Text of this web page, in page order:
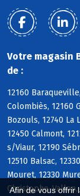
Afin de vous offrir
Votre magasin
de :
12160
Colombiès, 12160
Bozouls, 12740 La
12450 Calmont,
s/Viaur, 12190
12510 Balsac,
Mouret, 12330
Christophe-Vallon,